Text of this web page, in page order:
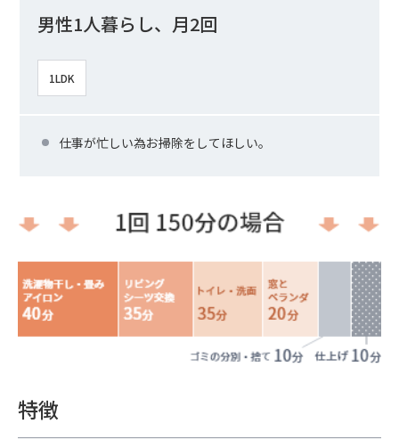
男性1人暮らし、月2回
1LDK
仕事が忙しい為お掃除をしてほしい。
特徴